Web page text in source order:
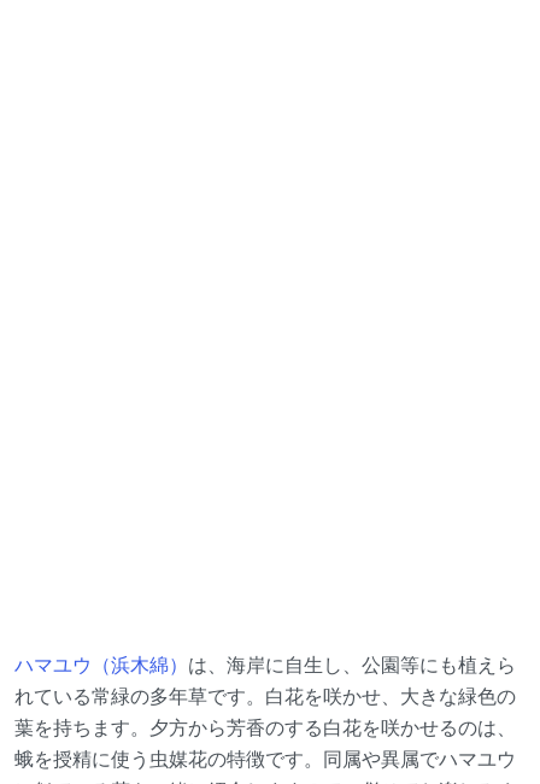
ハマユウ（浜木綿） は、海岸に自生し、公園等にも植えら
れている常緑の多年草です。白花を咲かせ、大きな緑色の
葉を持ちます。夕方から芳香のする白花を咲かせるのは、
蛾を授精に使う虫媒花の特徴です。同属や異属でハマユウ